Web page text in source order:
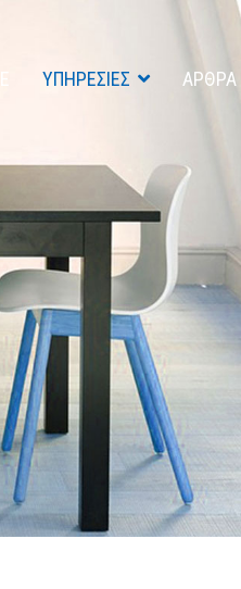
ΥΠΗΡΕΣΙΕΣ ΑΡΘΡΑ